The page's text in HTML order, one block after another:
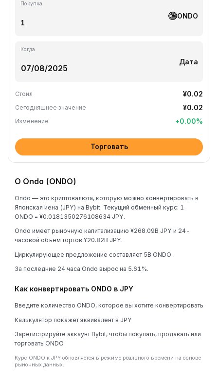
Покупка
ONDO
Когда
Дата
Стоил ¥0.02
Сегодняшнее значение ¥0.02
Изменение +0.00%
Торговать
О Ondo (ONDO)
Ondo — это криптовалюта, которую можно конвертировать в
Японская иена (JPY) на Bybit. Текущий обменный курс: 1
ONDO = ¥0.0181350276108634 JPY.
Ondo имеет рыночную капитализацию ¥268.09B JPY и 24-
часовой объём торгов ¥20.82B JPY.
Циркулирующее предложение составляет 5B ONDO.
За последние 24 часа Ondo вырос на 5.61%.
Как конвертировать ONDO в JPY
Введите количество ONDO, которое вы хотите конвертировать
Калькулятор покажет эквивалент в JPY
Зарегистрируйте аккаунт Bybit, чтобы покупать, продавать или
торговать ONDO
Курс ONDO к JPY обновляется в режиме реального времени на основе
рыночных данных.